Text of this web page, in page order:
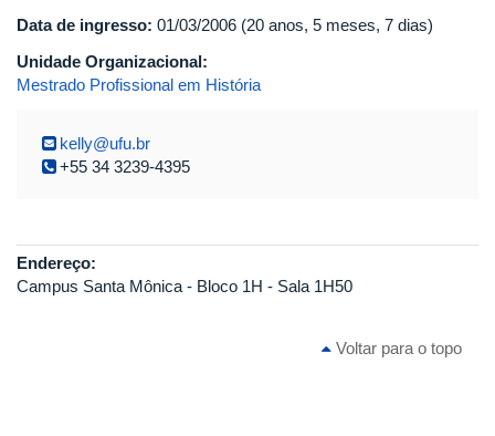
Data de ingresso: 01/03/2006 (20 anos, 5 meses, 7 dias)
Unidade Organizacional:
Mestrado Profissional em História
kelly@ufu.br
+55 34 3239-4395
Endereço:
Campus Santa Mônica - Bloco 1H - Sala 1H50
Voltar para o topo